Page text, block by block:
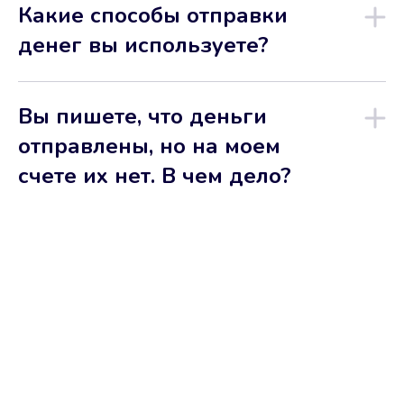
Какие способы отправки
денег вы используете?
Вы пишете, что деньги
отправлены, но на моем
счете их нет. В чем дело?